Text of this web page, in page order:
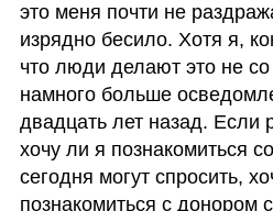
это меня почти не
изрядно бесило. Хотя я,
что люди делают это не
намного больше
двадцать лет назад. Если
хочу ли я познакомиться
сегодня могут спросить,
познакомиться с донором